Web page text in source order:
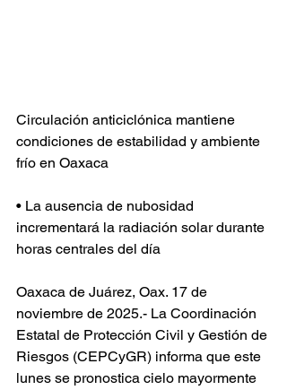
Circulación anticiclónica mantiene
condiciones de estabilidad y ambiente
frío en Oaxaca
• La ausencia de nubosidad
incrementará la radiación solar durante
horas centrales del día
Oaxaca de Juárez, Oax. 17 de
noviembre de 2025.- La Coordinación
Estatal de Protección Civil y Gestión de
Riesgos (CEPCyGR) informa que este
lunes se pronostica cielo mayormente